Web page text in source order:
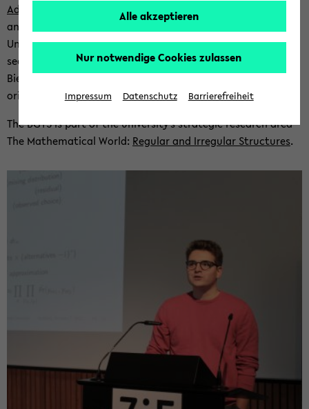
Ad­min­is­tra­tion and Eco­nom­ics
Math­e­mat­ics
and the
Cen­ter for Math­e­mat­i­cal Eco­nom­ics
Uni­ver­sity. The BGTS aims at sup­port­ing and or­gan­is­ing re­
search and re­search train­ing in The­o­ret­i­cal Sci­ences at
Biele­feld Uni­ver­sity. A spe­cial focus lies on an in­ter­na­tional
ori­en­ta­tion and in­ter­dis­ci­pli­nary col­lab­o­ra­tion.
The BGTS is part of the uni­ver­sity's strate­gic re­search area
The Math­e­mat­i­cal World: Reg­u­lar and Ir­reg­u­lar Struc­tures.
Alle akzeptieren
Nur notwendige Cookies zulassen
Impressum Datenschutz Barrierefreiheit